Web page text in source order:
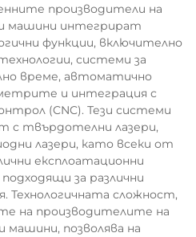
производители на
машини интегрират
функции, включително
системи за
време, автоматично
и интеграция с
(CNC). Тези системи
с твърдотелни лазери,
лазери, като всеки от
експлоатационни
за различни
Технологичната сложност,
на производителите на
машини, позволява на